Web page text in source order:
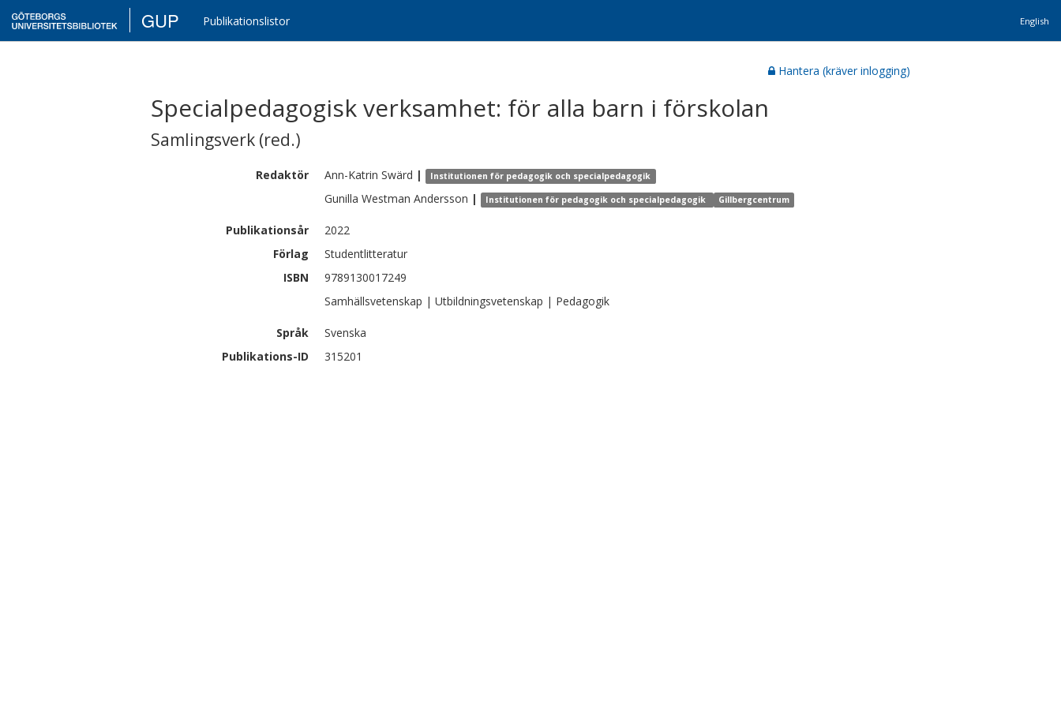
GUP Publikationslistor English
Hantera (kräver inlogging)
Specialpedagogisk verksamhet: för alla barn i förskolan
Samlingsverk (red.)
Redaktör Ann-Katrin Swärd | Institutionen för pedagogik och specialpedagogik
Gunilla Westman Andersson | Institutionen för pedagogik och specialpedagogik Gillbergcentrum
Publikationsår
2022
Förlag
Studentlitteratur
ISBN
9789130017249
Samhällsvetenskap | Utbildningsvetenskap | Pedagogik
Språk
Svenska
Publikations-ID
315201